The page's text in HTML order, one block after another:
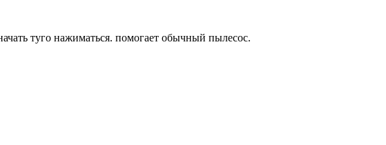
туго нажиматься. помогает обычный пылесос.